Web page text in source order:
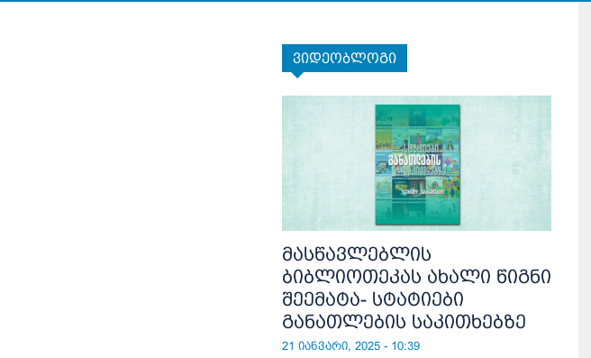
ვიდეობლოგი
მასწავლებლის
ბიბლიოთეკას ახალი წიგნი
შეემატა- სტატიები
განათლების საკითხებზე
21 იანვარი, 2025 - 10:39